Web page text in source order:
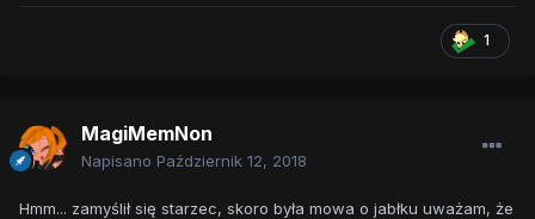
1
MagiMemNon
Napisano Październik 12, 2018
Hmm... zamyślił się starzec, skoro była mowa o jabłku uważam, że